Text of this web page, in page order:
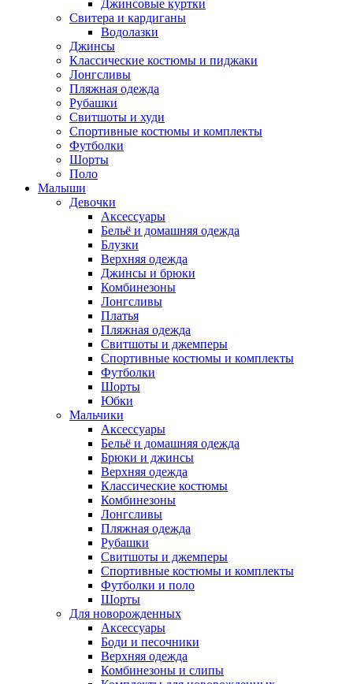
Джинсовые куртки
Свитера и кардиганы
Водолазки
Джинсы
Классические костюмы и пиджаки
Лонгсливы
Пляжная одежда
Рубашки
Свитшоты и худи
Спортивные костюмы и комплекты
Футболки
Шорты
Поло
Малыши
Девочки
Аксессуары
Бельё и домашняя одежда
Блузки
Верхняя одежда
Джинсы и брюки
Комбинезоны
Лонгсливы
Платья
Пляжная одежда
Свитшоты и джемперы
Спортивные костюмы и комплекты
Футболки
Шорты
Юбки
Мальчики
Аксессуары
Бельё и домашняя одежда
Брюки и джинсы
Верхняя одежда
Классические костюмы
Комбинезоны
Лонгсливы
Пляжная одежда
Рубашки
Свитшоты и джемперы
Спортивные костюмы и комплекты
Футболки и поло
Шорты
Для новорожденных
Аксессуары
Боди и песочники
Верхняя одежда
Комбинезоны и слипы